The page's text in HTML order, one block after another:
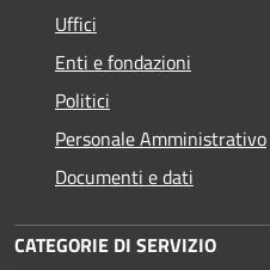
Uffici
Enti e fondazioni
Politici
Personale Amministrativo
Documenti e dati
CATEGORIE DI SERVIZIO